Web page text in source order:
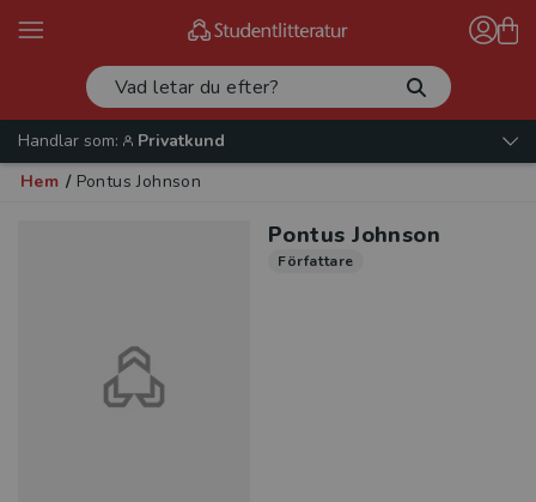
Handlar som:
Privatkund
Hem / Pontus Johnson
Pontus Johnson
Författare